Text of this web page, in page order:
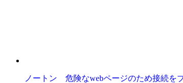
ノートン 危険なwebページのため接続を